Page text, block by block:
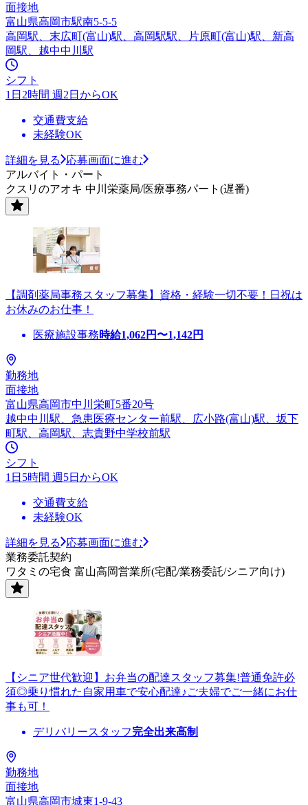
面接地
富山県高岡市駅南5-5-5
高岡駅、末広町(富山)駅、高岡駅駅、片原町(富山)駅、新高
岡駅、越中中川駅
シフト
1日2時間 週2日からOK
交通費支給
未経験OK
詳細を見る
応募画面に進む
アルバイト・パート
クスリのアオキ 中川栄薬局/医療事務パート(遅番)
【調剤薬局事務スタッフ募集】資格・経験一切不要！日祝は
お休みのお仕事！
医療施設事務時給1,062円〜1,142円
勤務地
面接地
富山県高岡市中川栄町5番20号
越中中川駅、急患医療センター前駅、広小路(富山)駅、坂下
町駅、高岡駅、志貴野中学校前駅
シフト
1日5時間 週5日からOK
交通費支給
未経験OK
詳細を見る
応募画面に進む
業務委託契約
ワタミの宅食 富山高岡営業所(宅配/業務委託/シニア向け)
【シニア世代歓迎】お弁当の配達スタッフ募集!普通免許必
須◎乗り慣れた自家用車で安心配達♪ご夫婦でご一緒にお仕
事も可！
デリバリースタッフ完全出来高制
勤務地
面接地
富山県高岡市城東1-9-43